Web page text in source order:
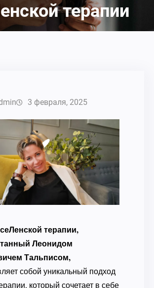
терапии
3 февраля, 2025
терапии,
Леонидом
Тальписом,
собой уникальный подход
который сочетает в себе